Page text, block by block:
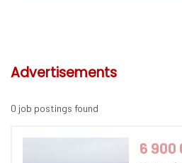
Advertisements
0 job postings found
6 900